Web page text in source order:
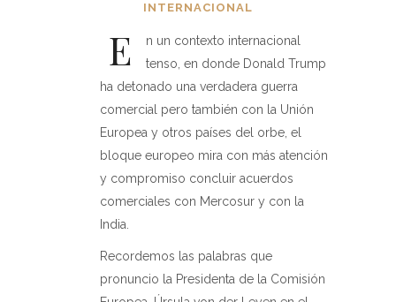
INTERNACIONAL
E
n un contexto internacional
tenso, en donde Donald Trump
ha detonado una verdadera guerra
comercial pero también con la Unión
Europea y otros países del orbe, el
bloque europeo mira con más atención
y compromiso concluir acuerdos
comerciales con Mercosur y con la
India.
Recordemos las palabras que
pronuncio la Presidenta de la Comisión